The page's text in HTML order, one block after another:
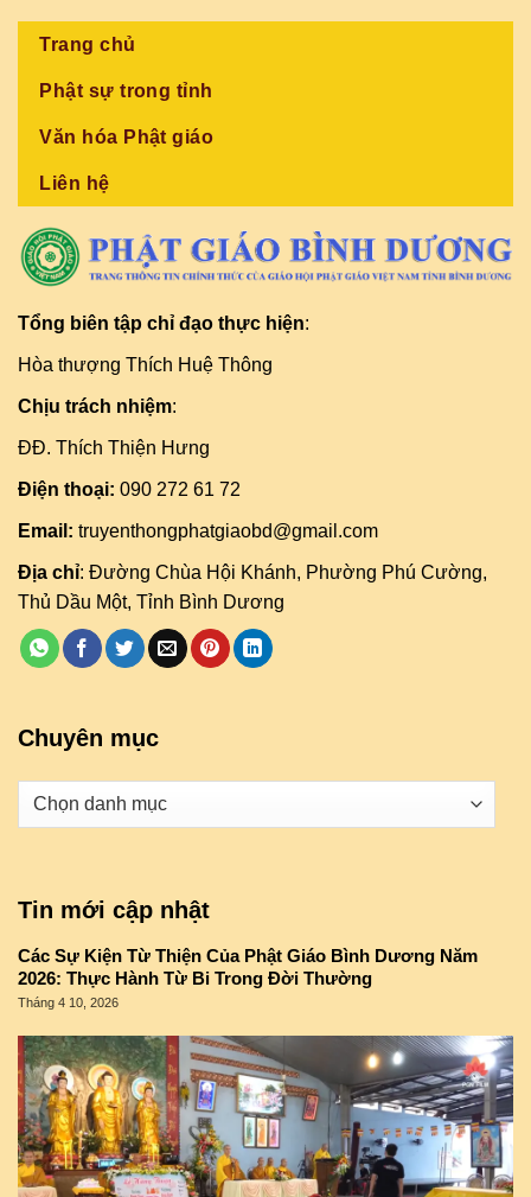
Trang chủ
Phật sự trong tỉnh
Văn hóa Phật giáo
Liên hệ
Tổng biên tập chỉ đạo thực hiện:
Hòa thượng Thích Huệ Thông
Chịu trách nhiệm:
ĐĐ. Thích Thiện Hưng
Điện thoại: 090 272 61 72
Email: truyenthongphatgiaobd@gmail.com
Địa chỉ: Đường Chùa Hội Khánh, Phường Phú Cường,
Thủ Dầu Một, Tỉnh Bình Dương
Chuyên mục
Danh
Tin mới cập nhật
Các Sự Kiện Từ Thiện Của Phật Giáo Bình Dương Năm
2026: Thực Hành Từ Bi Trong Đời Thường
Tháng 4 10, 2026